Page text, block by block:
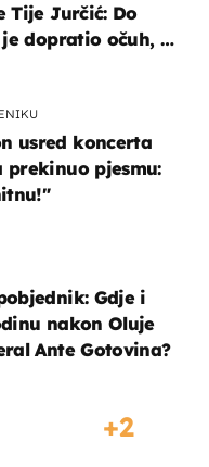
Tije Jurčić: Do
dopratio očuh, a
usred koncerta
prekinuo pjesmu:
Gdje i
nakon Oluje
Ante Gotovina?
2